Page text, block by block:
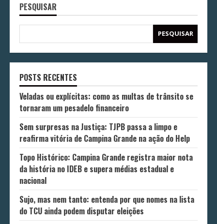
PESQUISAR
PESQUISAR
POSTS RECENTES
Veladas ou explícitas: como as multas de trânsito se
tornaram um pesadelo financeiro
Sem surpresas na Justiça: TJPB passa a limpo e
reafirma vitória de Campina Grande na ação do Help
Topo Histórico: Campina Grande registra maior nota
da história no IDEB e supera médias estadual e
nacional
Sujo, mas nem tanto: entenda por que nomes na lista
do TCU ainda podem disputar eleições